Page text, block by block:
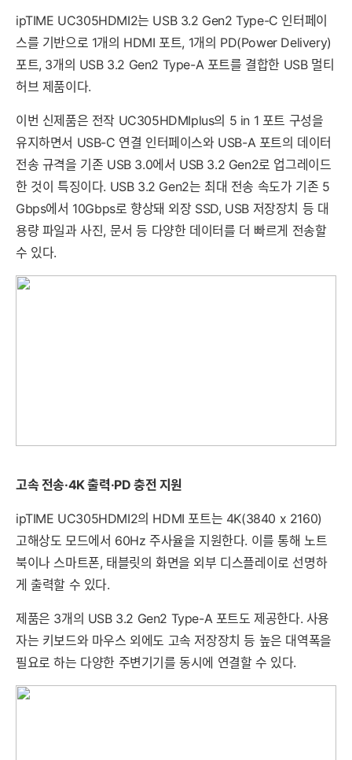
ipTIME UC305HDMI2는 USB 3.2 Gen2 Type-C 인터페이
스를 기반으로 1개의 HDMI 포트, 1개의 PD(Power Delivery)
포트, 3개의 USB 3.2 Gen2 Type-A 포트를 결합한 USB 멀티
허브 제품이다.
이번 신제품은 전작 UC305HDMIplus의 5 in 1 포트 구성을
유지하면서 USB-C 연결 인터페이스와 USB-A 포트의 데이터
전송 규격을 기존 USB 3.0에서 USB 3.2 Gen2로 업그레이드
한 것이 특징이다. USB 3.2 Gen2는 최대 전송 속도가 기존 5
Gbps에서 10Gbps로 향상돼 외장 SSD, USB 저장장치 등 대
용량 파일과 사진, 문서 등 다양한 데이터를 더 빠르게 전송할
수 있다.
고속 전송·4K 출력·PD 충전 지원
ipTIME UC305HDMI2의 HDMI 포트는 4K(3840 x 2160)
고해상도 모드에서 60Hz 주사율을 지원한다. 이를 통해 노트
북이나 스마트폰, 태블릿의 화면을 외부 디스플레이로 선명하
게 출력할 수 있다.
제품은 3개의 USB 3.2 Gen2 Type-A 포트도 제공한다. 사용
자는 키보드와 마우스 외에도 고속 저장장치 등 높은 대역폭을
필요로 하는 다양한 주변기기를 동시에 연결할 수 있다.